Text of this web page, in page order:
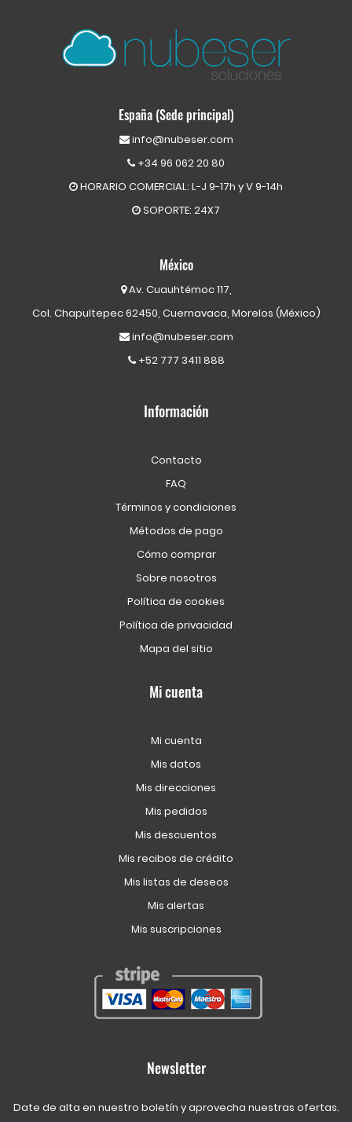
España (Sede principal)
info@nubeser.com
+34 96 062 20 80
HORARIO COMERCIAL: L-J 9-17h y V 9-14h
SOPORTE: 24X7
México
Av. Cuauhtémoc 117,
Col. Chapultepec 62450, Cuernavaca, Morelos (México)
info@nubeser.com
+52 777 3411 888
Información
Contacto
FAQ
Términos y condiciones
Métodos de pago
Cómo comprar
Sobre nosotros
Política de cookies
Política de privacidad
Mapa del sitio
Mi cuenta
Mi cuenta
Mis datos
Mis direcciones
Mis pedidos
Mis descuentos
Mis recibos de crédito
Mis listas de deseos
Mis alertas
Mis suscripciones
Newsletter
Date de alta en nuestro boletín y aprovecha nuestras ofertas.